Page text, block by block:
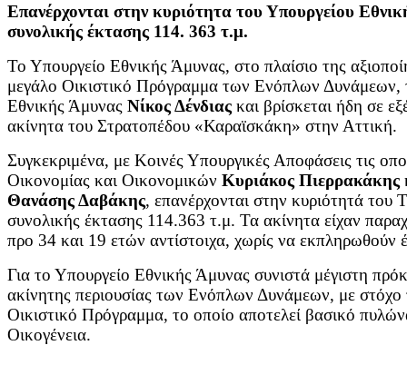
Επανέρχονται στην κυριότητα του Υπουργείου
συνολικής έκτασης 114. 363 τ.μ.
Το Υπουργείο Εθνικής Άμυνας, στο πλαίσιο της
μεγάλο Οικιστικό Πρόγραμμα των Ενόπλων Δυνάμεων,
Εθνικής Άμυνας Νίκος Δένδιας και βρίσκεται ήδη σε
ακίνητα του Στρατοπέδου «Καραϊσκάκη» στην Αττική.
Συγκεκριμένα, με Κοινές Υπουργικές Αποφάσεις τις
Οικονομίας και Οικονομικών Κυριάκος Πιερρακάκης
Θανάσης Δαβάκης, επανέρχονται στην κυριότητά του
συνολικής έκτασης 114.363 τ.μ. Τα ακίνητα είχαν
προ 34 και 19 ετών αντίστοιχα, χωρίς να εκπληρωθούν
Για το Υπουργείο Εθνικής Άμυνας συνιστά μέγιστη
ακίνητης περιουσίας των Ενόπλων Δυνάμεων, με
Οικιστικό Πρόγραμμα, το οποίο αποτελεί βασικό
Οικογένεια.